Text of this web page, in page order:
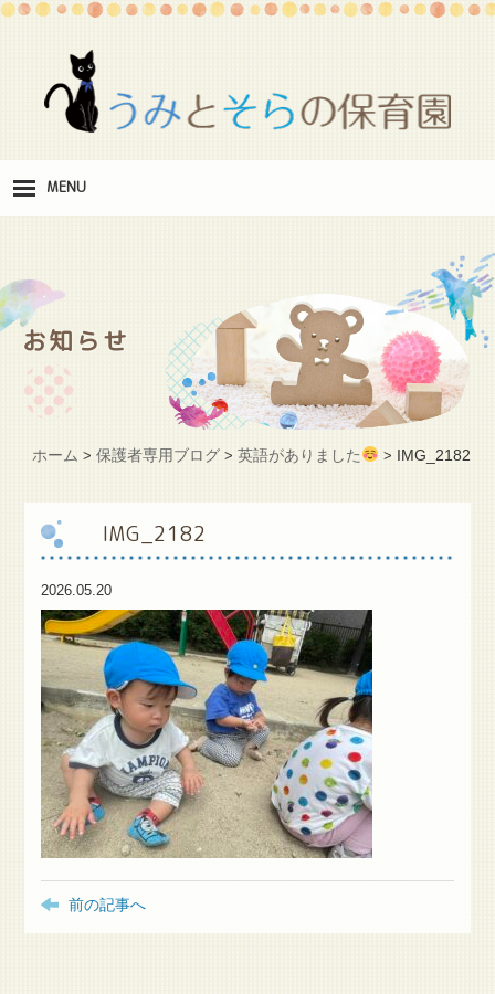
MENU
職
施 設紹介
護者様専用ブログ
お知らせ
ホーム > 保護者専用ブログ> 英語がありました > IMG_2182
IMG_2182
2026.05.20
前の記事へ